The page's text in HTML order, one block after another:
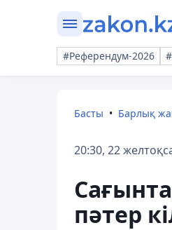
#Референдум-2026
Басты Барлық
20:30, 22
пәтер